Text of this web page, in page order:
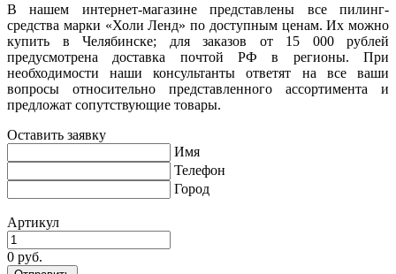
В нашем интернет-магазине представлены все пилинг-
средства марки «Холи Ленд» по доступным ценам. Их можно
купить в Челябинске; для заказов от 15 000 рублей
предусмотрена доставка почтой РФ в регионы. При
необходимости наши консультанты ответят на все ваши
вопросы относительно представленного ассортимента и
предложат сопутствующие товары.
Оставить заявку
Имя
Телефон
Город
Артикул
0 руб.